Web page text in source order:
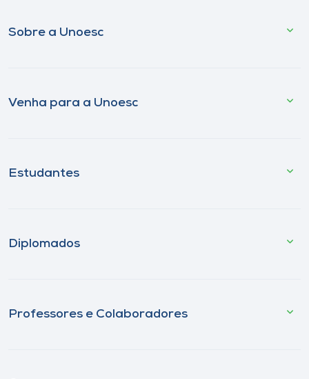
Sobre a Unoesc
Venha para a Unoesc
Estudantes
Diplomados
Professores e Colaboradores